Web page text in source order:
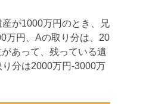
が1000万円のとき、兄
万円、Aの取り分は、20
あって、残っている遺
分は2000万円-3000万